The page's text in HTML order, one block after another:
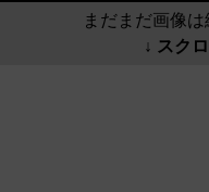
まだまだ画像は
↓ スク